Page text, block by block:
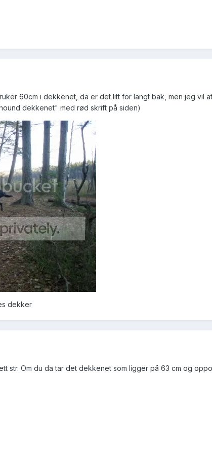
60cm i dekkenet, da er det litt for langt bak, men jeg vil
dekkenet" med rød skrift på siden)
dekker
str. Om du da tar det dekkenet som ligger på 63 cm og